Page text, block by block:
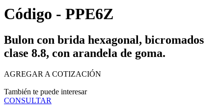
Código - PPE6Z
Bulon con brida hexagonal, bicromados
clase 8.8, con arandela de goma.
AGREGAR A COTIZACIÓN
También te puede interesar
CONSULTAR